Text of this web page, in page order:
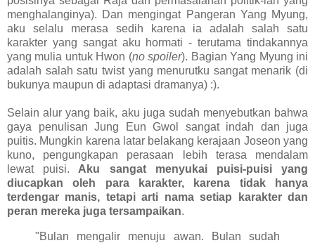
menghalanginya). Dan mengingat Pangeran Yang Myung,
aku selalu merasa sedih karena ia adalah salah satu
karakter yang sangat aku hormati - terutama tindakannya
yang mulia untuk Hwon (no spoiler). Bagian Yang Myung ini
adalah salah satu twist yang menurutku sangat menarik (di
bukunya maupun di adaptasi dramanya) :).
Selain alur yang baik, aku juga sudah menyebutkan bahwa
gaya penulisan Jung Eun Gwol sangat indah dan juga
puitis. Mungkin karena latar belakang kerajaan Joseon yang
kuno, pengungkapan perasaan lebih terasa mendalam
lewat puisi. Aku sangat menyukai puisi-puisi yang
diucapkan oleh para karakter, karena tidak hanya
terdengar manis, tetapi arti nama setiap karakter dan
peran mereka juga tersampaikan.
"Bulan mengalir menuju awan. Bulan sudah